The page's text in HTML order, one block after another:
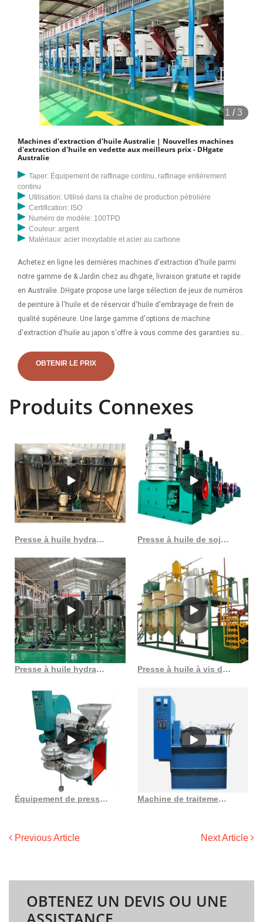
1 /3
Machines d'extraction d'huile Australie | Nouvelles machines
d'extraction d'huile en vedette aux meilleurs prix - DHgate
Australie
Taper: Équipement de raffinage continu, raffinage entièrement
continu
Utilisation: Utilisé dans la chaîne de production pétrolière
Certification: ISO
Numéro de modèle: 100TPD
Couleur: argent
Matériaux: acier inoxydable et acier au carbone
Achetez en ligne les dernières machines d'extraction d'huile parmi
notre gamme de & Jardin chez au.dhgate, livraison gratuite et rapide
en Australie. DHgate propose une large sélection de jeux de numéros
de peinture à l'huile et de réservoir d'huile d'embrayage de frein de
qualité supérieure. Une large gamme d'options de machine
d'extraction d'huile au japon s'offre à vous comme des garanties sur
des arguments de vente clés.
OBTENIR LE PRIX
Produits Connexes
Presse à huile hydraulique de sésame de la meilleure qualité 2023 au Sénégal Presse à huile de soja avec filtre à vide, promotion de noël, fabrication d’huile
Presse à huile hydraulique pour sésame, amande, noix, noisette Presse à huile à vis de graines de légumes de 2 tonnes par jour au Gabon
Équipement de presse à huile d’extraction de presse à huile de graines de tournesol de 10 500tpd Machine de traitement de presse à vis d’huile de noix de coco de nouvelle technologie
Previous Article Next Article
OBTENEZ UN DEVIS OU UNE